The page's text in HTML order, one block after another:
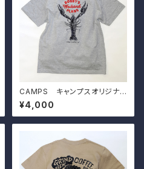
CAMPS キャンプスオリジナル
Tシャツ【 Bobby's Weekend
Plan 】
¥4,000